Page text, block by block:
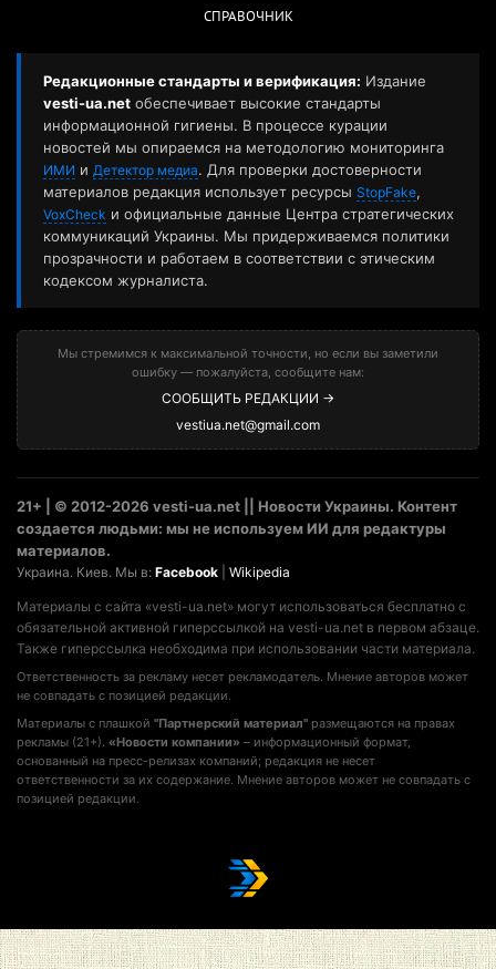
СПРАВОЧНИК
Редакционные стандарты и верификация: Издание
vesti-ua.net обеспечивает высокие стандарты
информационной гигиены. В процессе курации
новостей мы опираемся на методологию мониторинга
ИМИ и Детектор медиа. Для проверки достоверности
материалов редакция использует ресурсы StopFake,
VoxCheck и официальные данные Центра стратегических
коммуникаций Украины. Мы придерживаемся политики
прозрачности и работаем в соответствии с этическим
кодексом журналиста.
Мы стремимся к максимальной точности, но если вы заметили
ошибку — пожалуйста, сообщите нам:
СООБЩИТЬ РЕДАКЦИИ →
vestiua.net@gmail.com
21+ | © 2012-2026 vesti-ua.net || Новости Украины. Контент
создается людьми: мы не используем ИИ для редактуры
материалов.
Украина. Киев. Мы в: Facebook Wikipedia
Материалы с сайта «vesti-ua.net» могут использоваться бесплатно с
обязательной активной гиперссылкой на vesti-ua.net в первом абзаце.
Также гиперссылка необходима при использовании части материала.
Ответственность за рекламу несет рекламодатель. Мнение авторов может
не совпадать с позицией редакции.
Материалы с плашкой "Партнерский материал" размещаются на правах
рекламы (21+). «Новости компании» – информационный формат,
основанный на пресс-релизах компаний; редакция не несет
ответственности за их содержание. Мнение авторов может не совпадать с
позицией редакции.